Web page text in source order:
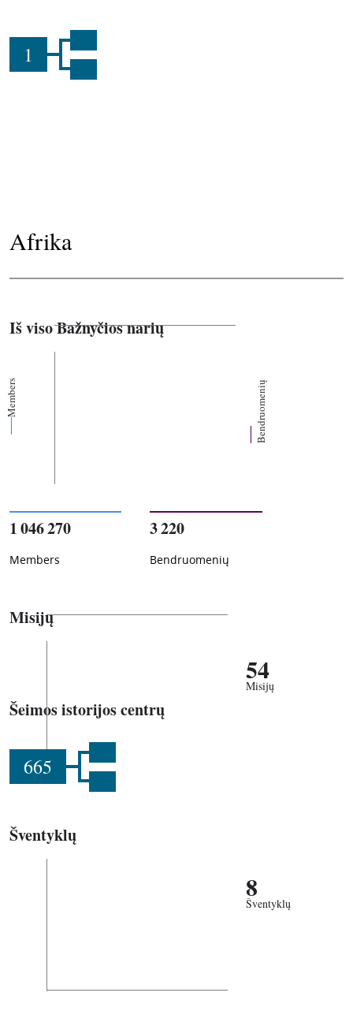
1
Afrika
Iš viso Bažnyčios narių
Members Bendruomenių
1 046 270
Members
3 220
Bendruomenių
Misijų
54
Misijų
Šeimos istorijos centrų
665
Šventyklų
8
Šventyklų